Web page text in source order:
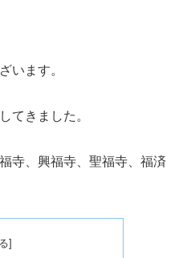
います。
てきました。
寺、興福寺、聖福寺、福済